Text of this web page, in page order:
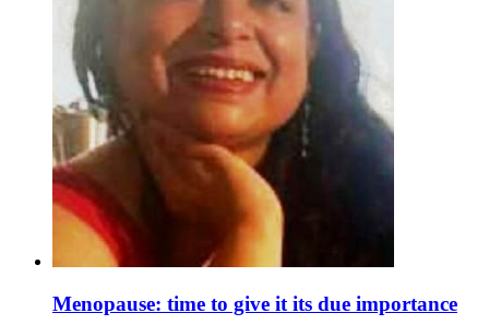
Menopause: time to give it its due importance